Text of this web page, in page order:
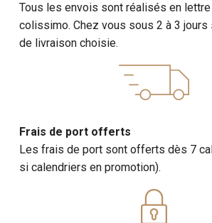
Tous les envois sont réalisés en
colissimo. Chez vous sous 2 à 3
de livraison choisie.
Frais de port offerts
Les frais de port sont offerts dès 7
si calendriers en promotion).